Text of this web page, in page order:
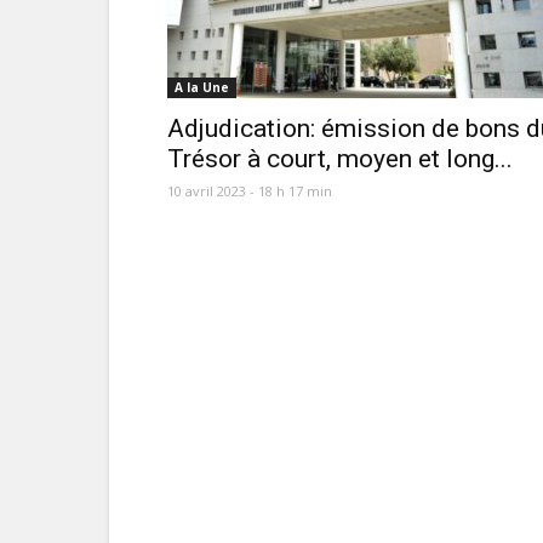
A la Une
Adjudication: émission de bons
Trésor à court, moyen et long...
10 avril 2023 - 18 h 17 min